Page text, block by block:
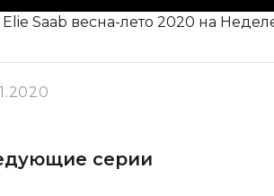
Elie Saab весна-лето 2020 на
серии